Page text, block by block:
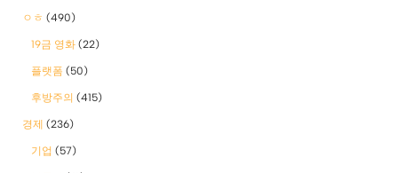
ㅇㅎ (490)
19금 영화 (22)
플랫폼 (50)
후방주의 (415)
경제 (236)
기업 (57)